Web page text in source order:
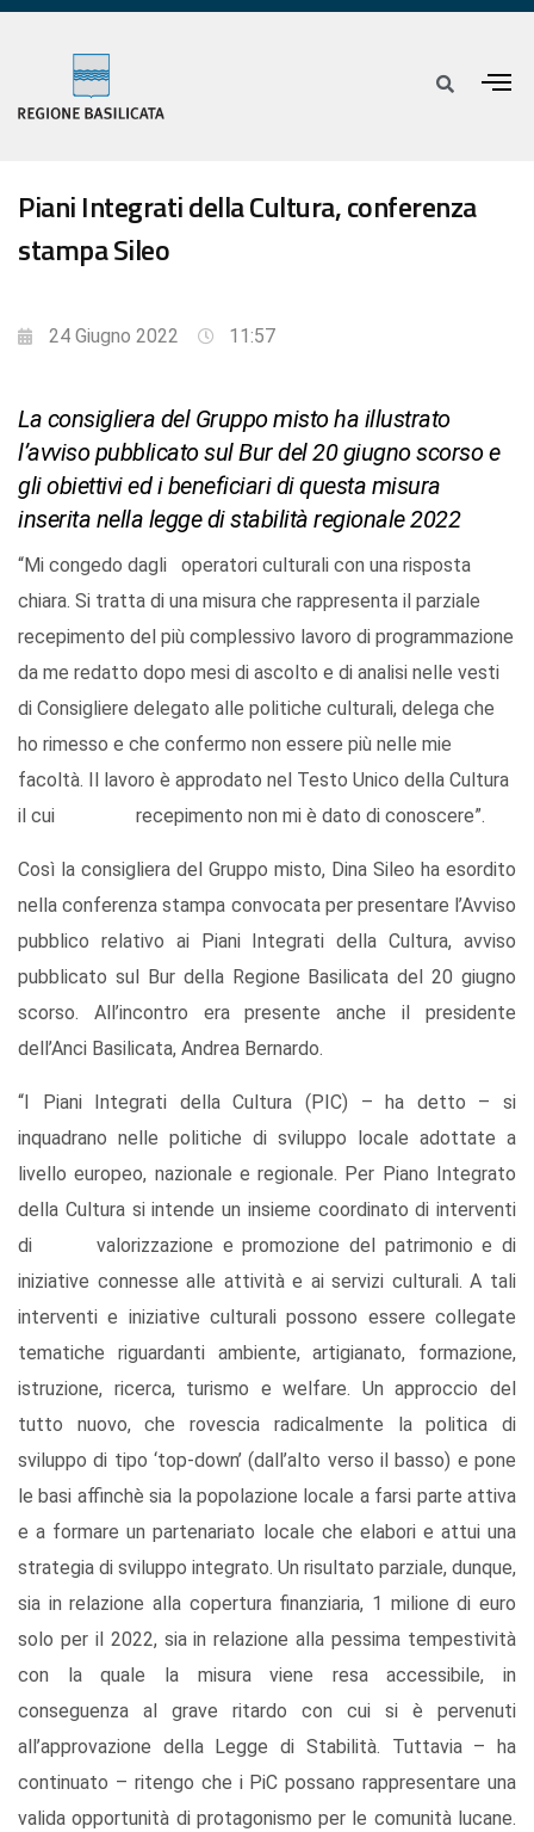
Piani Integrati della Cultura, conferenza
stampa Sileo
24 Giugno 2022 11:57
La consigliera del Gruppo misto ha illustrato
l’avviso pubblicato sul Bur del 20 giugno scorso e
gli obiettivi ed i beneficiari di questa misura
inserita nella legge di stabilità regionale 2022
“Mi congedo dagli operatori culturali con una risposta
chiara. Si tratta di una misura che rappresenta il parziale
recepimento del più complessivo lavoro di programmazione
da me redatto dopo mesi di ascolto e di analisi nelle vesti
di Consigliere delegato alle politiche culturali, delega che
ho rimesso e che confermo non essere più nelle mie
facoltà. Il lavoro è approdato nel Testo Unico della Cultura
il cui recepimento non mi è dato di conoscere”.
Così la consigliera del Gruppo misto, Dina Sileo ha esordito
nella conferenza stampa convocata per presentare l’Avviso
pubblico relativo ai Piani Integrati della Cultura, avviso
pubblicato sul Bur della Regione Basilicata del 20 giugno
scorso. All’incontro era presente anche il presidente
dell’Anci Basilicata, Andrea Bernardo.
“I Piani Integrati della Cultura (PIC) – ha detto – si
inquadrano nelle politiche di sviluppo locale adottate a
livello europeo, nazionale e regionale. Per Piano Integrato
della Cultura si intende un insieme coordinato di interventi
di valorizzazione e promozione del patrimonio e di
iniziative connesse alle attività e ai servizi culturali. A tali
interventi e iniziative culturali possono essere collegate
tematiche riguardanti ambiente, artigianato, formazione,
istruzione, ricerca, turismo e welfare. Un approccio del
tutto nuovo, che rovescia radicalmente la politica di
sviluppo di tipo ‘top-down’ (dall’alto verso il basso) e pone
le basi aﬃnchè sia la popolazione locale a farsi parte attiva
e a formare un partenariato locale che elabori e attui una
strategia di sviluppo integrato. Un risultato parziale, dunque,
sia in relazione alla copertura ﬁnanziaria, 1 milione di euro
solo per il 2022, sia in relazione alla pessima tempestività
con la quale la misura viene resa accessibile, in
conseguenza al grave ritardo con cui si è pervenuti
all’approvazione della Legge di Stabilità. Tuttavia – ha
continuato – ritengo che i PiC possano rappresentare una
valida opportunità di protagonismo per le comunità lucane.